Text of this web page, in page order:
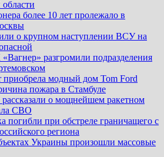
более 10 лет пролежало в
о крупном наступлении ВСУ на
разгромили подразделения
приобрела модный дом Tom Ford
пожара в Стамбуле
о мощнейшем ракетном
СВО
погибли при обстреле граничащего с
региона
Украины произошли массовые